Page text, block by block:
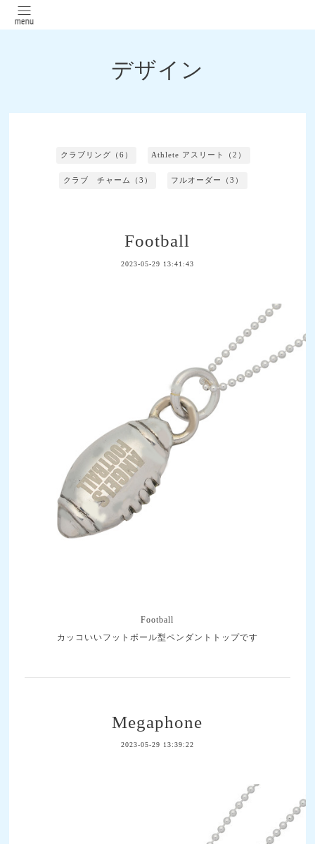
デザイン
クラブリング（6） Athlete アスリート（2）
クラブ チャーム（3） フルオーダー（3）
Football
2023-05-29 13:41:43
Football
カッコいいフットボール型ペンダントトップです
Megaphone
2023-05-29 13:39:22